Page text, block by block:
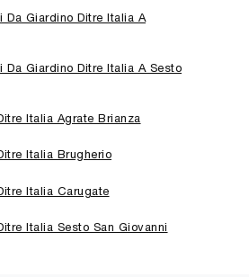
Da Giardino Ditre Italia A
Da Giardino Ditre Italia A Sesto
Italia Agrate Brianza
Italia Brugherio
Italia Carugate
Italia Sesto San Giovanni